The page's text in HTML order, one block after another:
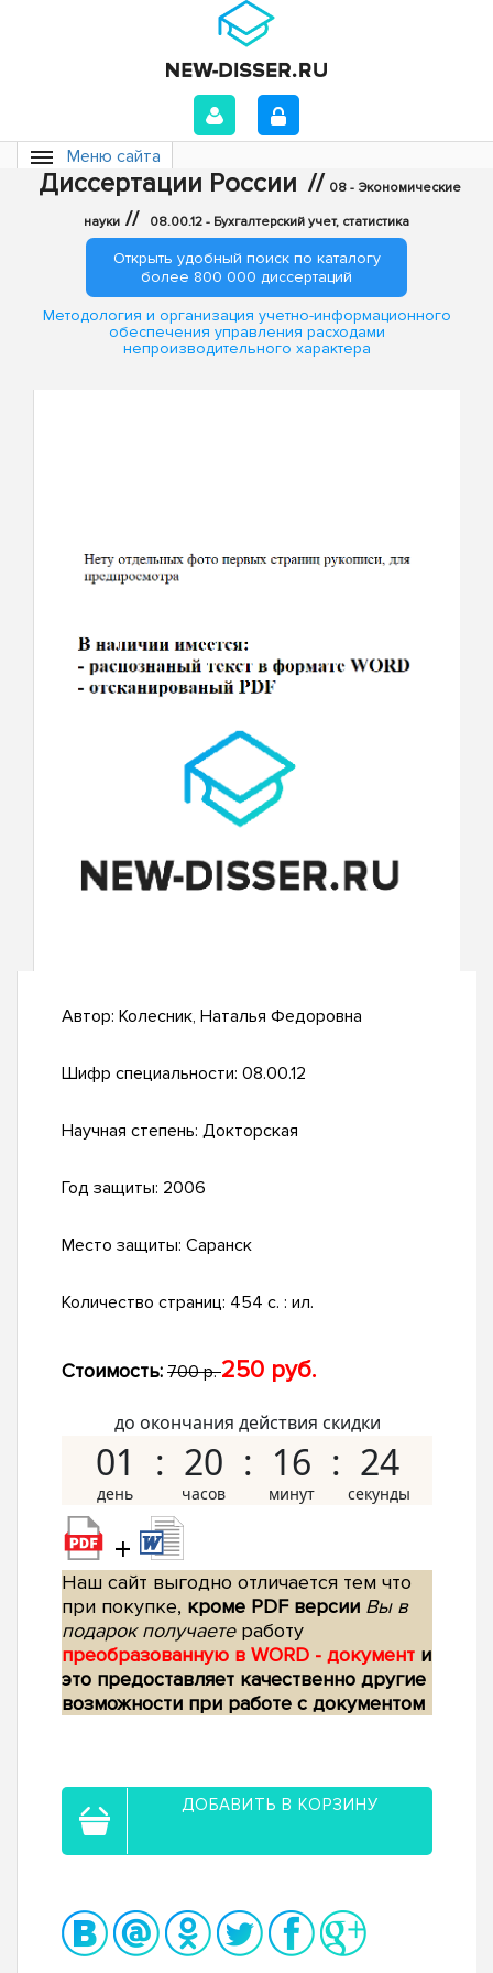
Меню сайта
Диссертации России // 08 - Экономические
науки // 08.00.12 - Бухгалтерский учет, статистика
Открыть удобный поиск по каталогу
более 800 000 диссертаций
Методология и организация учетно-информационного
обеспечения управления расходами
непроизводительного характера
Автор: Колесник, Наталья Федоровна
Шифр специальности: 08.00.12
Научная степень: Докторская
Год защиты: 2006
Место защиты: Саранск
Количество страниц: 454 с. : ил.
Стоимость: 700 р.250 руб.
до окончания действия скидки
01 20 16 23
+
Наш сайт выгодно отличается тем что
при покупке, кроме PDF версии Вы в
подарок получаетеработу
преобразованную в WORD - документ и
это предоставляет качественно другие
возможности при работе с документом
ДОБАВИТЬ В КОРЗИНУ